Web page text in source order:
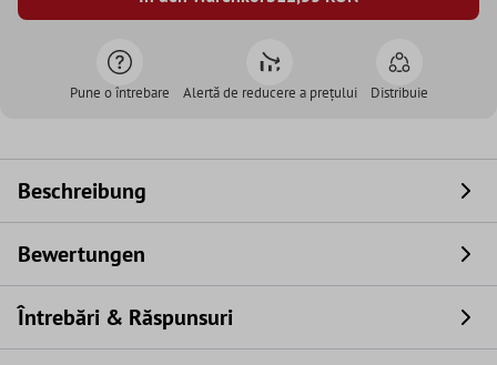
Pune o întrebare Alertă de reducere a prețului Distribuie
Beschreibung
Bewertungen
Întrebări & Răspunsuri